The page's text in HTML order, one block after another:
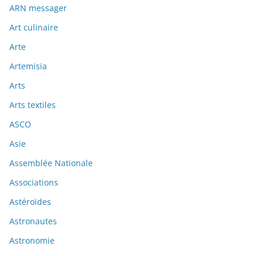
ARN messager
Art culinaire
Arte
Artemisia
Arts
Arts textiles
ASCO
Asie
Assemblée Nationale
Associations
Astéroïdes
Astronautes
Astronomie